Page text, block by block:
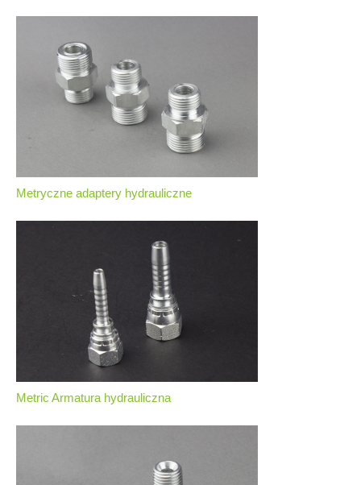
Metryczne adaptery hydrauliczne
Metric Armatura hydrauliczna